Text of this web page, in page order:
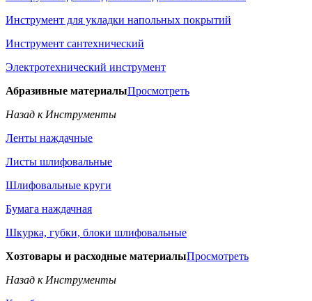
Инструмент для укладки напольных покрытий
Инструмент сантехнический
Электротехнический инструмент
Абразивные материалыПросмотреть
Назад к Инструменты
Ленты наждачные
Листы шлифовальные
Шлифовальные круги
Бумага наждачная
Шкурка, губки, блоки шлифовальные
Хозтовары и расходные материалыПросмотреть
Назад к Инструменты